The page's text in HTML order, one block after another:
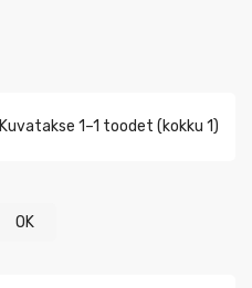
Kuvatakse 1–1 toodet (kokku 1)
OK